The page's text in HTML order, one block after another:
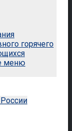
горячего
меню